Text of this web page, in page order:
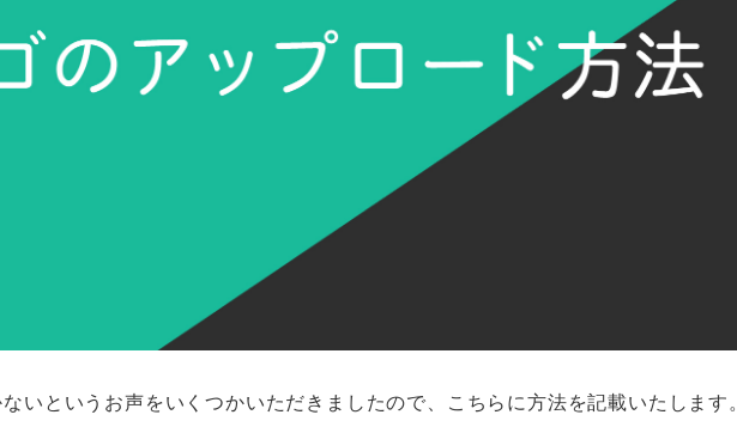
いというお声をいくつかいただきましたので、こちらに方法を記載いたします。